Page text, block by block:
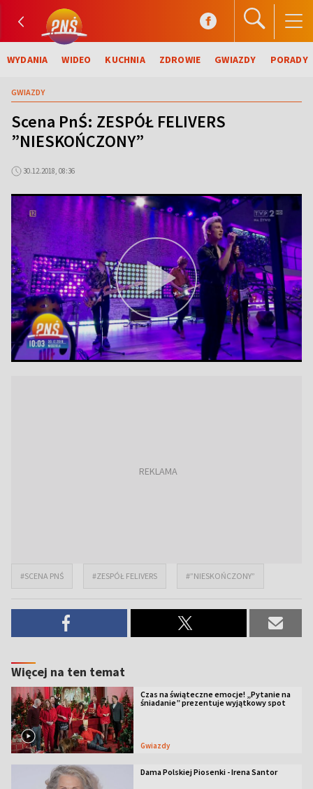
WYDANIA WIDEO KUCHNIA ZDROWIE GWIAZDY PORADY
GWIAZDY
Scena PnŚ: ZESPÓŁ FELIVERS
”NIESKOŃCZONY”
30.12.2018, 08:36
#SCENA PNŚ #ZESPÓŁ FELIVERS #”NIESKOŃCZONY”
Więcej na ten temat
Czas na świąteczne emocje! „Pytanie na
śniadanie” prezentuje wyjątkowy spot
Gwiazdy
Dama Polskiej Piosenki - Irena Santor